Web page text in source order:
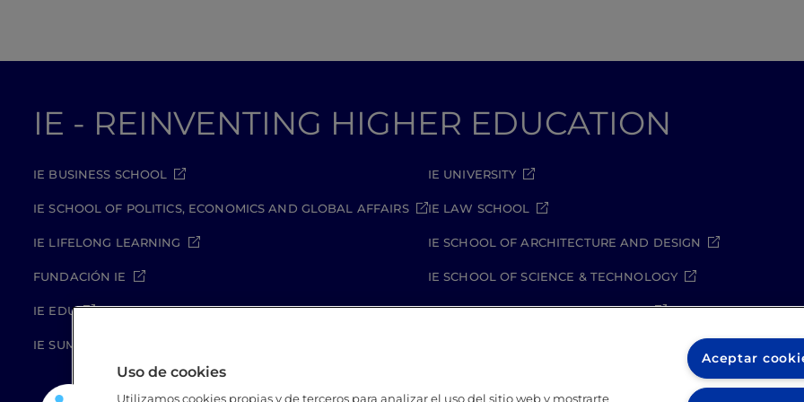
IE - REINVENTING HIGHER EDUCATION
IE BUSINESS SCHOOL
IE SCHOOL OF POLITICS, ECONOMICS AND GLOBAL AFFAIRS
IE LIFELONG LEARNING
FUNDACIÓN IE
IE EDU
IE SUMMER SCHOOL
IE UNIVERSITY
IE LAW SCHOOL
IE SCHOOL OF ARCHITECTURE AND DESIGN
IE SCHOOL OF SCIENCE & TECHNOLOGY
IE SCHOOL OF ARTS & HUMANITIES
Uso de cookies
Utilizamos cookies propias y de terceros para analizar el uso del sitio web y mostrarte
Aceptar